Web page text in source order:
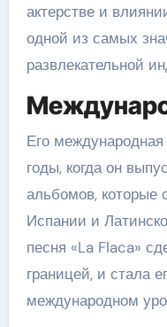
актерстве и
одной из самых
развлекательной
Его
годы, когда он
альбомов, которые
Испании и
песня «La Flaca»
границей, и стала
международном